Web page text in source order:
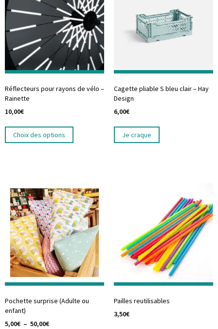
Réflecteurs pour rayons de vélo –
Rainette
10,00€
Choix des options
Cagette pliable S bleu clair – Hay
Design
6,00€
Je craque
Pochette surprise (Adulte ou
enfant)
5,00€ – 50,00€
Pailles reutilisables
3,50€